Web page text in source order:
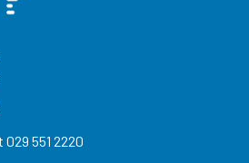
029 551 2220